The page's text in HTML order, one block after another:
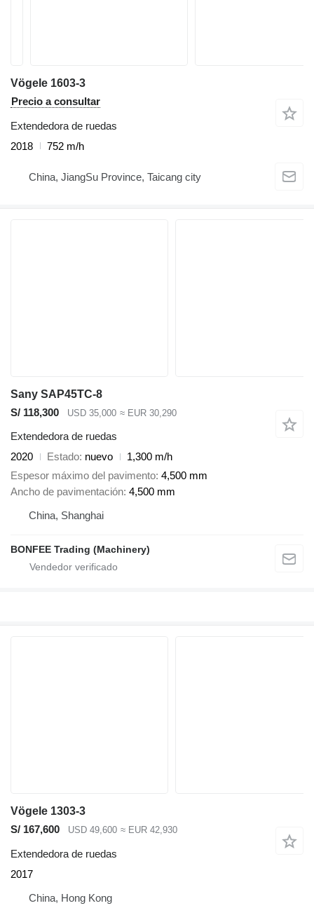
Vögele 1603-3
Precio a consultar
Extendedora de ruedas
2018
752 m/h
China, JiangSu Province, Taicang city
Sany SAP45TC-8
S/ 118,300
USD 35,000 ≈ EUR 30,290
Extendedora de ruedas
2020
Estado nuevo
1,300 m/h
Espesor máximo del pavimento 4,500 mm
Ancho de pavimentación 4,500 mm
China, Shanghai
BONFEE Trading (Machinery)
Vögele 1303-3
S/ 167,600
USD 49,600 ≈ EUR 42,930
Extendedora de ruedas
2017
China, Hong Kong